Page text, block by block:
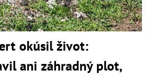
okúsil život:
ani záhradný plot,